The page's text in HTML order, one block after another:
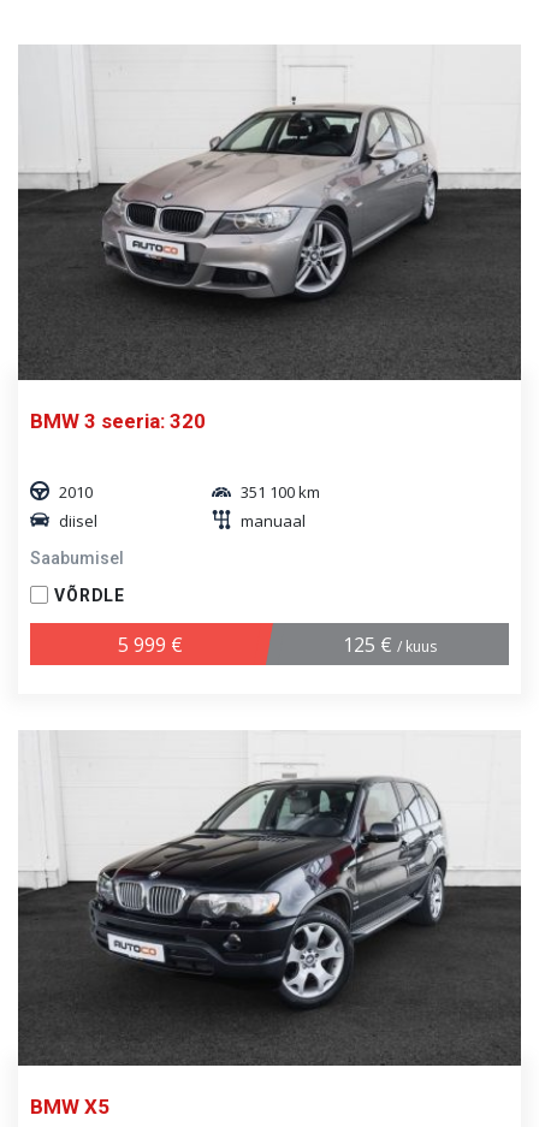
BMW 3 seeria: 320
2010
351 100 km
diisel
manuaal
Saabumisel
VÕRDLE
5 999 € 125 € / kuus
BMW X5